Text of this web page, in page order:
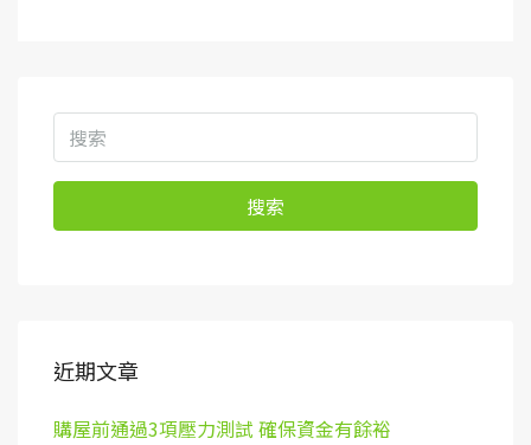
搜索
近期文章
購屋前通過3項壓力測試 確保資金有餘裕